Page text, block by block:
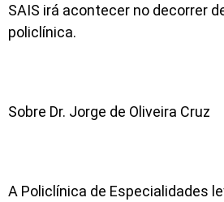
SAIS irá acontecer no decorrer
policlínica.
Sobre Dr. Jorge de Oliveira Cruz
A Policlínica de Especialidades